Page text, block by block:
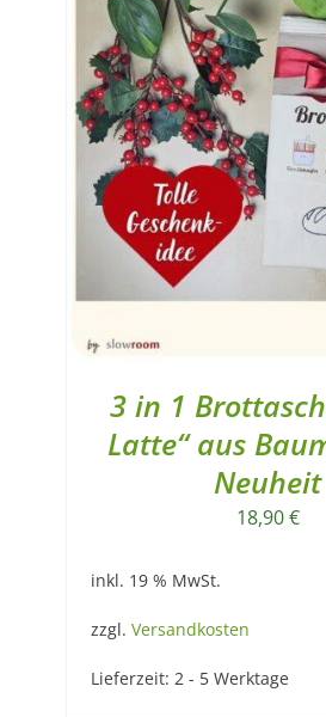
3 in 1
Latte“ aus
Neuheit
18,90€
inkl. 19 % MwSt.
zzgl. Versandkosten
Lieferzeit: 2 - 5 Werktage